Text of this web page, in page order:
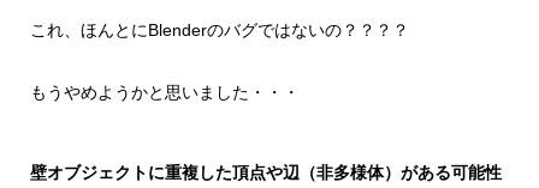
これ、ほんとにBlenderのバグではないの？？？？
もうやめようかと思いました・・・
壁オブジェクトに重複した頂点や辺（非多様体）がある可能性